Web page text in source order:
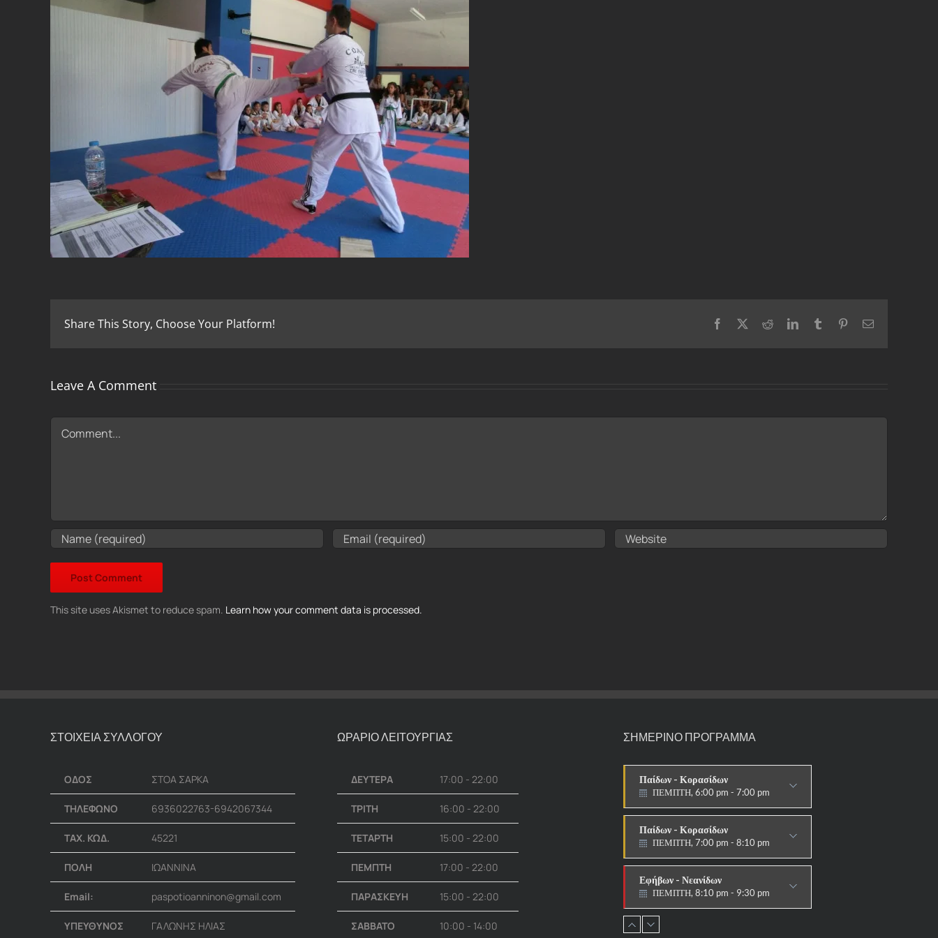
Share This Story, Choose Your Platform! Facebook RedditLinkedInTumblr PinterestEmail
Leave A Comment
Comment
This site uses Akismet to reduce spam. Learn how your comment data is processed.
ΣΤΟΙΧΕΙΑ ΣΥΛΛΟΓΟΥ
ΟΔΟΣ ΣΤΟΑ ΣΑΡΚΑ
ΤΗΛΕΦΩΝΟ 6936022763-6942067344
ΤΑΧ. ΚΩΔ. 45221
ΠΟΛΗ ΙΩΑΝΝΙΝΑ
Email: paspotioanninon@gmail.com
ΥΠΕΥΘΥΝΟΣ ΓΑΛΩΝΗΣ ΗΛΙΑΣ
ΩΡΑΡΙΟ ΛΕΙΤΟΥΡΓΙΑΣ
ΔΕΥΤΕΡΑ 17:00 - 22:00
ΤΡΙΤΗ 16:00 - 22:00
ΤΕΤΑΡΤΗ 15:00 - 22:00
ΠΕΜΠΤΗ 17:00 - 22:00
ΠΑΡΑΣΚΕΥΗ 15:00 - 22:00
ΣΑΒΒΑΤΟ 10:00 - 14:00
ΣΗΜΕΡΙΝΟ ΠΡΟΓΡΑΜΜΑ
Παίδων - Κορασίδων
ΠΕΜΠΤΗ, 6:00 pm - 7:00 pm
Παίδων - Κορασίδων
ΠΕΜΠΤΗ, 7:00 pm - 8:10 pm
Εφήβων - Νεανίδων
ΠΕΜΠΤΗ, 8:10 pm - 9:30 pm
ΑΥΤΟΑΜΥΝΑ
Ανδρών - Γυναικών